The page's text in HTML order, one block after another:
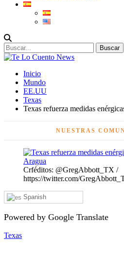
Inicio
Mundo
EE.UU
Texas
Texas refuerza medidas
NUESTRAS
Crféditos: @GregAbbott_TX /
https://twitter.com/
Spanish
Powered by Google Translate
Texas